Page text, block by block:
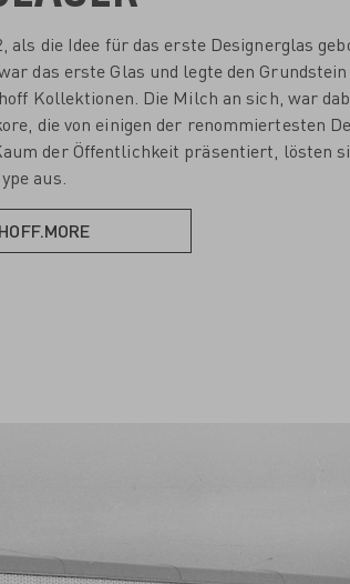
als die Idee für das erste Designerglas
das erste Glas und legte den
Kollektionen. Die Milch an sich, war
die von einigen der renommiertesten
der Öffentlichkeit präsentiert, lösten
aus.